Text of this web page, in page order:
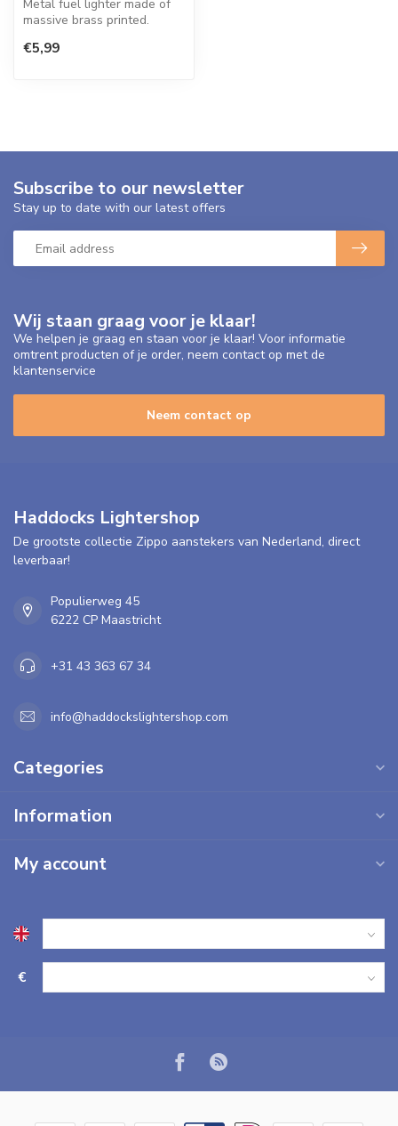
Metal fuel lighter made of
massive brass printed.
€5,99
Wij staan graag voor je klaar!
We helpen je graag en staan voor je klaar! Voor informatie
omtrent producten of je order, neem contact op met de
klantenservice
Neem contact op
Subscribe to our newsletter
Stay up to date with our latest offers
Haddocks Lightershop
De grootste collectie Zippo aanstekers van Nederland, direct
leverbaar!
Populierweg 45
6222 CP Maastricht
+31 43 363 67 34
info@haddockslightershop.com
Categories
Information
My account
€